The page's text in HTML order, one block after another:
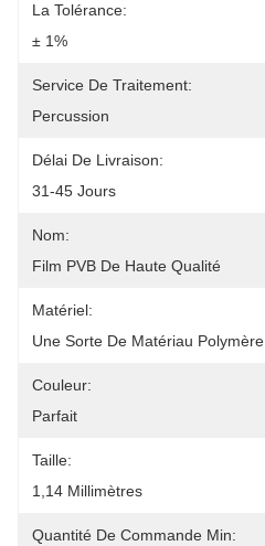
La Tolérance:
± 1%
Service De Traitement:
Percussion
Délai De Livraison:
31-45 Jours
Nom:
Film PVB De Haute Qualité
Matériel:
Une Sorte De Matériau Polymère
Couleur:
Parfait
Taille:
1,14 Millimètres
Quantité De Commande Min: